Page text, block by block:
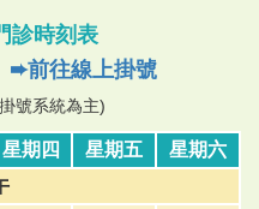
時刻表
➨前往線上掛號
號系統為主)
星期四 星期五
星期六